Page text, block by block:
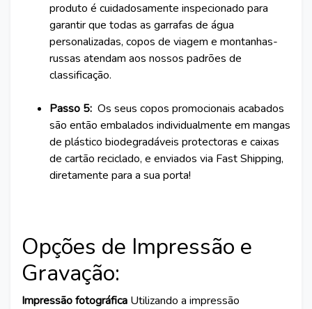
produto é cuidadosamente inspecionado para
garantir que todas as garrafas de água
personalizadas, copos de viagem e montanhas-
russas atendam aos nossos padrões de
classificação.
Passo 5: Os seus copos promocionais acabados
são então embalados individualmente em mangas
de plástico biodegradáveis protectoras e caixas
de cartão reciclado, e enviados via Fast Shipping,
diretamente para a sua porta!
Opções de Impressão e
Gravação:
Impressão fotográfica Utilizando a impressão